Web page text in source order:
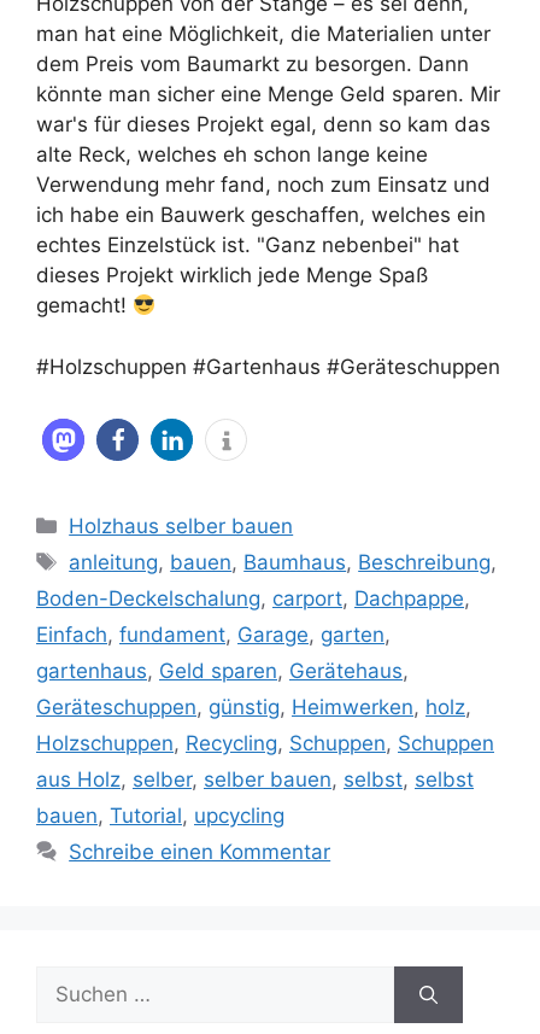
man hat eine Möglichkeit, die Materialien unter
dem Preis vom Baumarkt zu besorgen. Dann
könnte man sicher eine Menge Geld sparen. Mir
war's für dieses Projekt egal, denn so kam das
alte Reck, welches eh schon lange keine
Verwendung mehr fand, noch zum Einsatz und
ich habe ein Bauwerk geschaffen, welches ein
echtes Einzelstück ist. "Ganz nebenbei" hat
dieses Projekt wirklich jede Menge Spaß
gemacht!
#Holzschuppen #Gartenhaus #Geräteschuppen
Kategorien
Holzhaus selber bauen
Schlagwörter
anleitung, bauen, Baumhaus, Beschreibung,
Boden-Deckelschalung, carport, Dachpappe,
Einfach, fundament, Garage, garten,
gartenhaus, Geld sparen, Gerätehaus,
Geräteschuppen, günstig, Heimwerken, holz,
Holzschuppen, Recycling, Schuppen, Schuppen
aus Holz, selber, selber bauen, selbst, selbst
bauen, Tutorial, upcycling
Schreibe einen Kommentar
Suche
nach: